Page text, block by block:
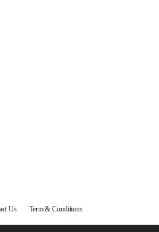
Us Term & Conditions